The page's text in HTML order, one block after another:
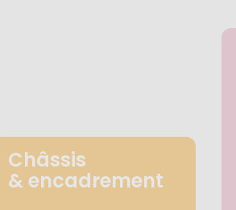
Châssis
& encadrement